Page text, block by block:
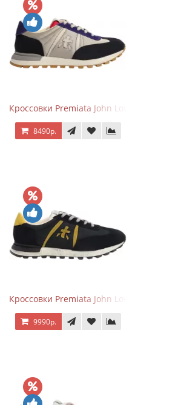
Кроссовки Premiata John Low черные с
8490р.
Кроссовки Premiata John Low черные с
9990р.